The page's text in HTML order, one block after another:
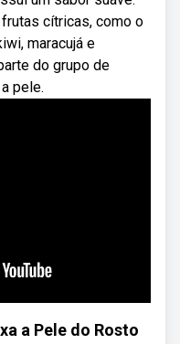
cítricas, como o
maracujá e
do grupo de
pele.
a Pele do Rosto